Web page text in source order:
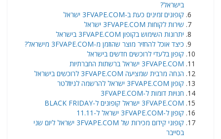
בישראל?
קופונים זמינים כעת ב-3FVAPE.COM ישראל
שירות לקוחות 3FVAPE.COM ישראל
יתרונות השימוש בקופון 3FVAPE.COM בישראל
כיצד אוכל להחזיר מוצר שהוזמן מ-3FVAPE.COM מישראל?
קופון בלעדי לרוכשים חדשים בישראל
3FVAPE.COM ישראל ברשתות החברתיות
הנחה מרבית שמציעה 3FVAPE.COM לרוכשים בישראל
קופון 3FVAPE.COM ישראל להרשמה לניוזלטר
חנויות דומות ל-3FVAPE.COM
3FVAPE.COM ישראל קופונים ל-BLACK FRIDAY
קופון ל-3FVAPE.COM ישראל ל-11.11
קופוני קידום מכירות של 3FVAPE.COM ישראל ליום שני
בסייבר